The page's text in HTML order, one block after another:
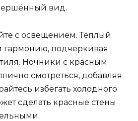
вид.
с освещением. Тёплый
гармонию, подчеркивая
Ночники с красным
смотреться, добавляя
избегать холодного
сделать красные стены